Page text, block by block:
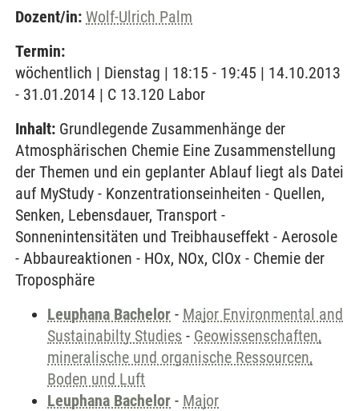
Dozent/in: Wolf-Ulrich Palm
Termin:
wöchentlich | Dienstag | 18:15 - 19:45 | 14.10.2013
- 31.01.2014 | C 13.120 Labor
Inhalt: Grundlegende Zusammenhänge der
Atmosphärischen Chemie Eine Zusammenstellung
der Themen und ein geplanter Ablauf liegt als Datei
auf MyStudy - Konzentrationseinheiten - Quellen,
Senken, Lebensdauer, Transport -
Sonnenintensitäten und Treibhauseffekt - Aerosole
- Abbaureaktionen - HOx, NOx, ClOx - Chemie der
Troposphäre
Leuphana Bachelor - Major Environmental and
Sustainabilty Studies - Geowissenschaften,
mineralische und organische Ressourcen,
Boden und Luft
Leuphana Bachelor - Major